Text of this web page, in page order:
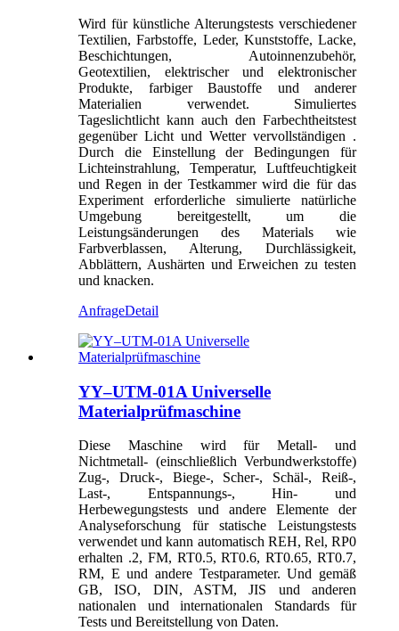
Wird für künstliche Alterungstests verschiedener
Textilien, Farbstoffe, Leder, Kunststoffe, Lacke,
Beschichtungen, Autoinnenzubehör,
Geotextilien, elektrischer und elektronischer
Produkte, farbiger Baustoffe und anderer
Materialien verwendet. Simuliertes
Tageslichtlicht kann auch den Farbechtheitstest
gegenüber Licht und Wetter vervollständigen .
Durch die Einstellung der Bedingungen für
Lichteinstrahlung, Temperatur, Luftfeuchtigkeit
und Regen in der Testkammer wird die für das
Experiment erforderliche simulierte natürliche
Umgebung bereitgestellt, um die
Leistungsänderungen des Materials wie
Farbverblassen, Alterung, Durchlässigkeit,
Abblättern, Aushärten und Erweichen zu testen
und knacken.
AnfrageDetail
YY–UTM-01A Universelle
Materialprüfmaschine
Diese Maschine wird für Metall- und
Nichtmetall- (einschließlich Verbundwerkstoffe)
Zug-, Druck-, Biege-, Scher-, Schäl-, Reiß-,
Last-, Entspannungs-, Hin- und
Herbewegungstests und andere Elemente der
Analyseforschung für statische Leistungstests
verwendet und kann automatisch REH, Rel, RP0
erhalten .2, FM, RT0.5, RT0.6, RT0.65, RT0.7,
RM, E und andere Testparameter. Und gemäß
GB, ISO, DIN, ASTM, JIS und anderen
nationalen und internationalen Standards für
Tests und Bereitstellung von Daten.